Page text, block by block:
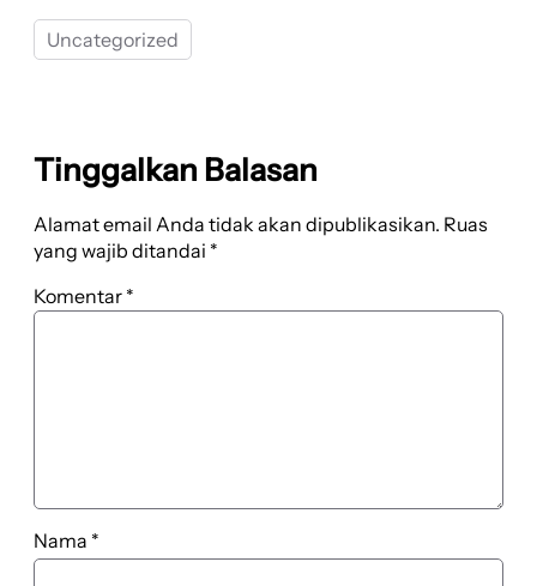
Uncategorized
Tinggalkan Balasan
Alamat email Anda tidak akan dipublikasikan. Ruas
yang wajib ditandai *
Komentar *
Nama *